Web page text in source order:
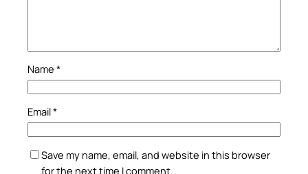
Name *
Email*
Save my name, email, and website in this browser
for the next time I comment.